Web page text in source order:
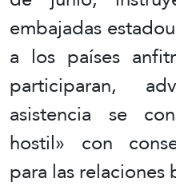
embajadas
a los países
participaran,
asistencia se
hostil» con
para las relaciones